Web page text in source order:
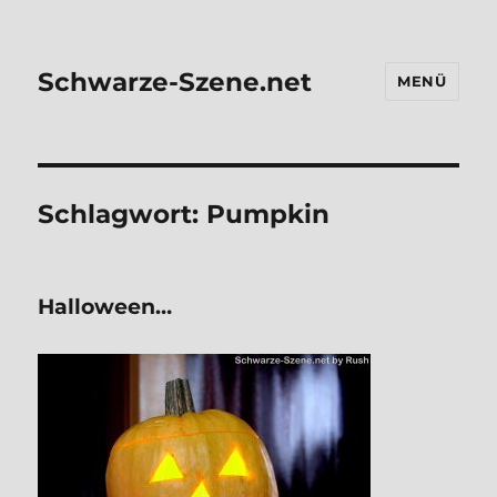
Schwarze-Szene.net MENÜ
Schlagwort: Pumpkin
Hal­lo­ween…